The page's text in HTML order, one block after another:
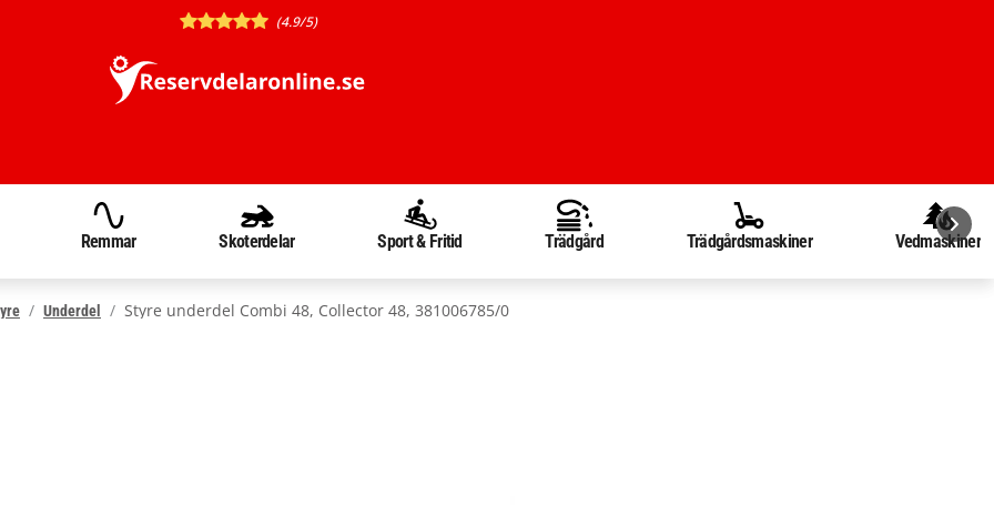
(4.9/5)
Remmar Skoterdelar Sport & Fritid Trädgård Trädgårdsmaskiner Vedmaskiner
Underdel Styre underdel Combi 48, Collector 48, 381006785/0